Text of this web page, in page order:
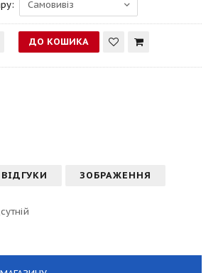
ВІДГУКИ ЗОБРАЖЕННЯ